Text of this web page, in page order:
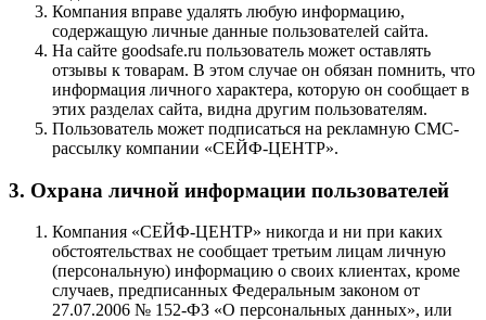
Компания вправе удалять любую информацию,
содержащую личные данные пользователей сайта.
На сайте goodsafe.ru пользователь может оставлять
отзывы к товарам. В этом случае он обязан помнить, что
информация личного характера, которую он сообщает в
этих разделах сайта, видна другим пользователям.
Пользователь может подписаться на рекламную СМС-
рассылку компании «СЕЙФ-ЦЕНТР».
3. Охрана личной информации пользователей
Компания «СЕЙФ-ЦЕНТР» никогда и ни при каких
обстоятельствах не сообщает третьим лицам личную
(персональную) информацию о своих клиентах, кроме
случаев, предписанных Федеральным законом от
27.07.2006 № 152-ФЗ «О персональных данных», или